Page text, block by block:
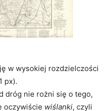
w wysokiej rozdzielczości
px).
dróg nie rożni się o tego,
oczywiście wiślanki, czyli